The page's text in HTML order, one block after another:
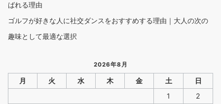
ばれる理由
ゴルフが好きな人に社交ダンスをおすすめする理由｜大人の次の
趣味として最適な選択
2026年8月
月 火 水 木 金 土
日
1
2